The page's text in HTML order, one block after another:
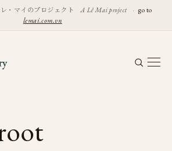
レ・マイのプロジェクト A Lê Mai project · go to
lemai.com.vn